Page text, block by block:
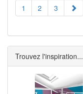
1 2 3
Trouvez l'inspiration...